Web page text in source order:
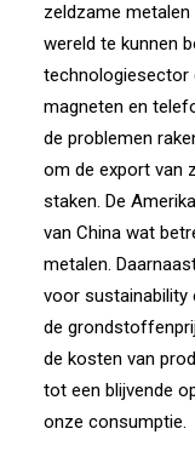
zeldzame
wereld te kunnen
technologiesector
magneten en
de problemen
om de export van
staken. De
van China wat
metalen.
voor sustainability
de
de kosten van
tot een blijvende
onze consumptie.